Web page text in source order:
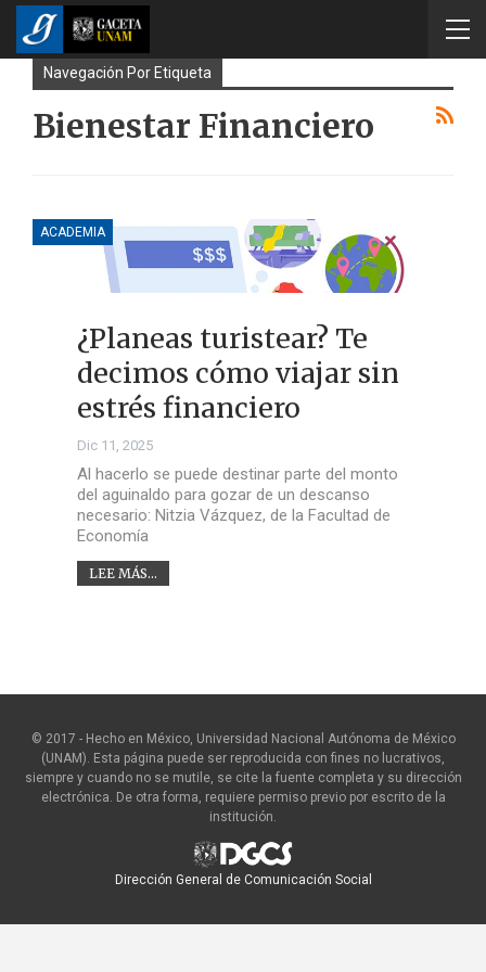
Navegación Por Etiqueta
Bienestar Financiero
ACADEMIA
¿Planeas turistear? Te
decimos cómo viajar sin
estrés financiero
Dic 11, 2025
Al hacerlo se puede destinar parte del monto
del aguinaldo para gozar de un descanso
necesario: Nitzia Vázquez, de la Facultad de
Economía
LEE MÁS...
© 2017 - Hecho en México, Universidad Nacional Autónoma de México
(UNAM). Esta página puede ser reproducida con fines no lucrativos,
siempre y cuando no se mutile, se cite la fuente completa y su dirección
electrónica. De otra forma, requiere permiso previo por escrito de la
institución.
Dirección General de Comunicación Social